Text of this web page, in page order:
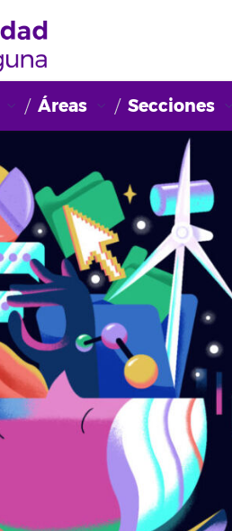
Áreas Secciones